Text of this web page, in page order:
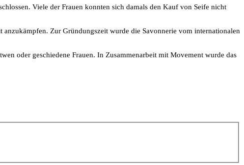
Viele der Frauen konnten sich damals den Kauf von Seife nicht
Zur Gründungszeit wurde die Savonnerie vom internationalen
oder geschiedene Frauen. In Zusammenarbeit mit Movement wurde das